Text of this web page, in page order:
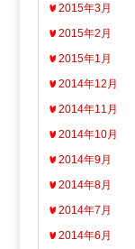
2015年3月
2015年2月
2015年1月
2014年12月
2014年11月
2014年10月
2014年9月
2014年8月
2014年7月
2014年6月